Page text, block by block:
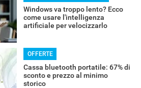
Windows va troppo lento? Ecco
come usare l'intelligenza
artificiale per velocizzarlo
OFFERTE
Cassa bluetooth portatile: 67% di
sconto e prezzo al minimo
storico